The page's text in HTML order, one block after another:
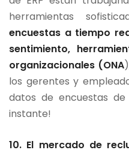
herramientas
encuestas a tiempo
sentimiento,
organizacionales (ONA
los gerentes y
datos de encuestas de
instante!
10. El mercado de